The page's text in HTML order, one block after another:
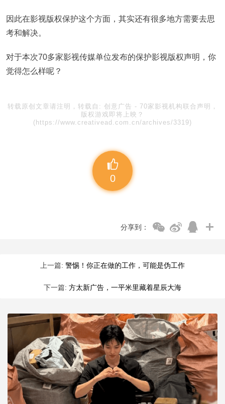
因此在影视版权保护这个方面，其实还有很多地方需要去思
考和解决。
对于本次70多家影视传媒单位发布的保护影视版权声明，你
觉得怎么样呢？
转载原创文章请注明，转载自: 创意广告 - 70家影视机构联合声明，
版权游戏即将上映？
(https://www.creativead.com.cn/archives/3319)
0
分享到：
上一篇: 警惕！你正在做的工作，可能是伪工作
下一篇: 方太新广告，一平米里藏着星辰大海